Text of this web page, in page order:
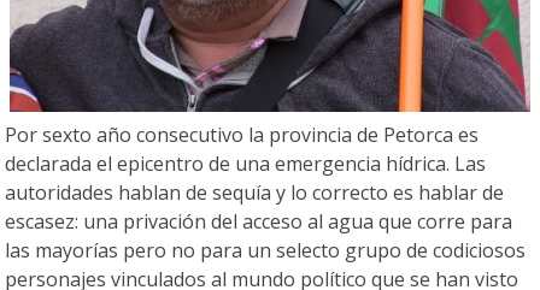
Por sexto año consecutivo la provincia de Petorca es
declarada el epicentro de una emergencia hídrica. Las
autoridades hablan de sequía y lo correcto es hablar de
escasez: una privación del acceso al agua que corre para
las mayorías pero no para un selecto grupo de codiciosos
personajes vinculados al mundo político que se han visto